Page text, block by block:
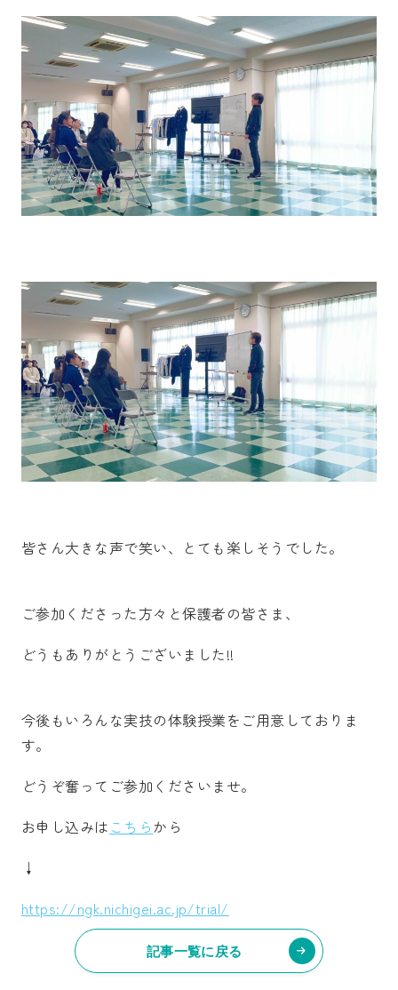
皆さん大きな声で笑い、とても楽しそうでした。
ご参加くださった方々と保護者の皆さま、
どうもありがとうございました!!
今後もいろんな実技の体験授業をご用意しておりま
す。
どうぞ奮ってご参加くださいませ。
お申し込みは こちらから
↓
https://ngk.nichigei.ac.jp/trial/
記事一覧に戻る